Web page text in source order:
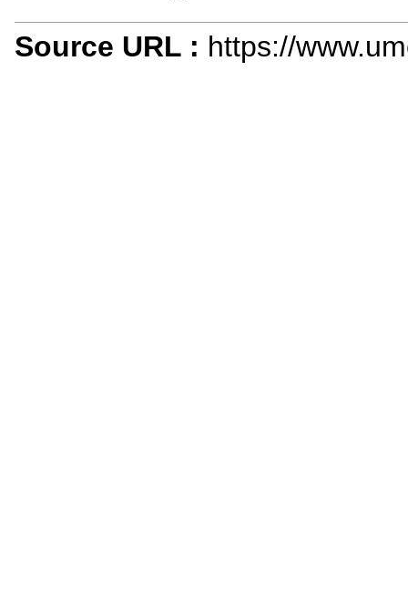
Source URL : https://